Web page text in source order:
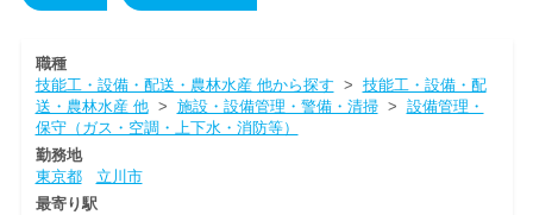
職種
技能工・設備・配送・農林水産 他から探す > 技能工・設備・配
送・農林水産 他> 施設・設備管理・警備・清掃> 設備管理・
保守（ガス・空調・上下水・消防等）
勤務地
東京都
立川市
最寄り駅